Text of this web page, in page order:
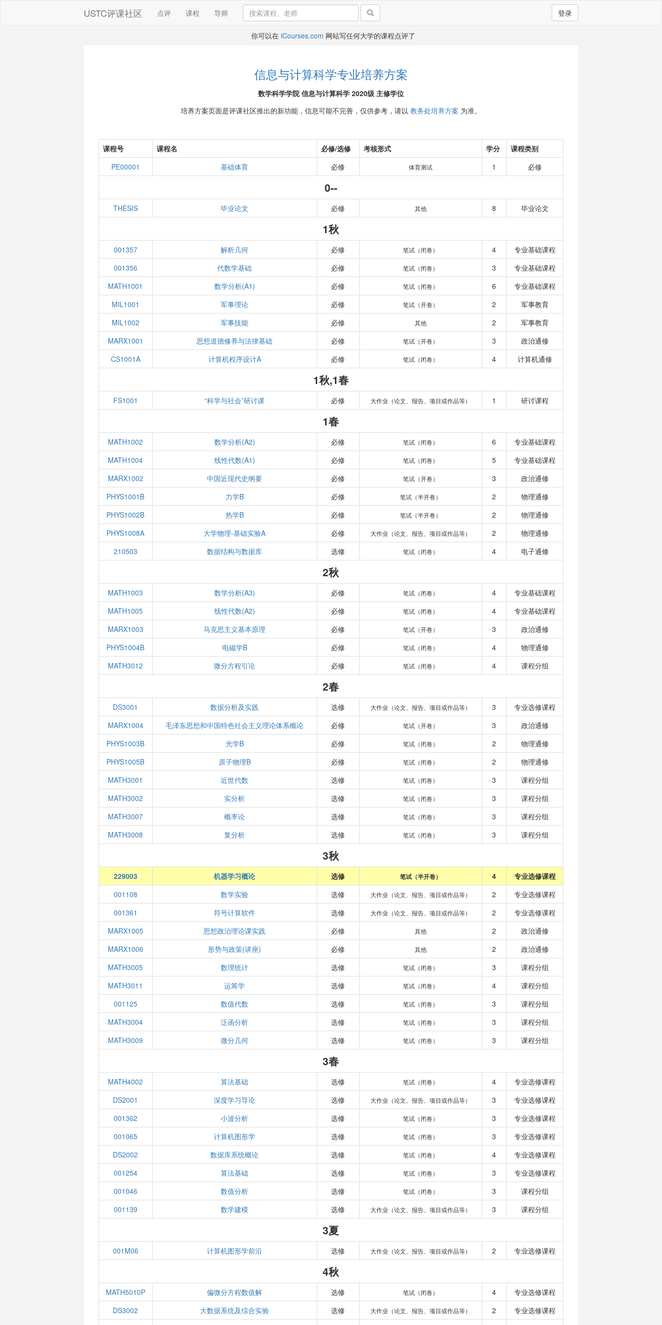
USTC评课社区 点评 课程 导师 登录
你可以在 iCourses.com 网站写任何大学的课程点评了
信息与计算科学专业培养方案
数学科学学院 信息与计算科学 2020级 主修学位
培养方案页面是评课社区推出的新功能，信息可能不完善，仅供参考，请以 教务处培养方案 为准。
课程号 课程名 必修/选修 考核形式 学分
课程类别
PE00001
基础体育 必修 体育测试 1 必修
0--
THESIS 毕业论文 必修 其他 8 毕业论文
1秋
001357 解析几何 必修 笔试（闭卷） 4
专业基础课程
001356
代数学基础 必修 笔试（闭卷） 3
专业基础课程
MATH1001
数学分析(A1) 必修 笔试（闭卷） 6
专业基础课程
MIL1001
军事理论 必修 笔试（开卷） 2
军事教育
MIL1002
军事技能 必修 其他 2
军事教育
MARX1001
思想道德修养与法律基础 必修 笔试（开卷） 3
政治通修
CS1001A
计算机程序设计A 必修 笔试（闭卷） 4 计算机通修
1秋,1春
FS1001 “科学与社会”研讨课 必修 大作业（论文、报告、项目或作品等） 1 研讨课程
1春
MATH1002 数学分析(A2) 必修 笔试（闭卷） 6
专业基础课程
MATH1004
线性代数(A1) 必修 笔试（闭卷） 5
专业基础课程
MARX1002
中国近现代史纲要 必修 笔试（开卷） 3
政治通修
PHYS1001B
力学B 必修 笔试（半开卷） 2
物理通修
PHYS1002B
热学B 必修 笔试（半开卷） 2
物理通修
PHYS1008A
大学物理-基础实验A 必修 大作业（论文、报告、项目或作品等） 2
物理通修
210503
数据结构与数据库 选修 笔试（闭卷） 4 电子通修
2秋
MATH1003 数学分析(A3) 必修 笔试（闭卷） 4
专业基础课程
MATH1005
线性代数(A2) 必修 笔试（闭卷） 4
专业基础课程
MARX1003
马克思主义基本原理 必修 笔试（开卷） 3
政治通修
PHYS1004B
电磁学B 必修 笔试（闭卷） 4
物理通修
MATH3012
微分方程引论 必修 笔试（闭卷） 4 课程分组
2春
DS3001 数据分析及实践 选修 大作业（论文、报告、项目或作品等） 3
专业选修课程
MARX1004
毛泽东思想和中国特色社会主义理论体系概论 必修 笔试（开卷） 3
政治通修
PHYS1003B
光学B 必修 笔试（闭卷） 2
物理通修
PHYS1005B
原子物理B 必修 笔试（闭卷） 2
物理通修
MATH3001
近世代数 选修 笔试（闭卷） 3
课程分组
MATH3002
实分析 选修 笔试（闭卷） 3
课程分组
MATH3007
概率论 选修 笔试（闭卷） 3
课程分组
MATH3008
复分析 选修 笔试（闭卷） 3 课程分组
3秋
229003 机器学习概论 选修 笔试（半开卷） 4
专业选修课程
001108
数学实验 选修 大作业（论文、报告、项目或作品等） 2
专业选修课程
001361
符号计算软件 选修 大作业（论文、报告、项目或作品等） 2
专业选修课程
MARX1005
思想政治理论课实践 必修 其他 2
政治通修
MARX1006
形势与政策(讲座) 必修 其他 2
政治通修
MATH3005
数理统计 选修 笔试（闭卷） 3
课程分组
MATH3011
运筹学 选修 笔试（闭卷） 4
课程分组
001125
数值代数 选修 笔试（闭卷） 3
课程分组
MATH3004
泛函分析 选修 笔试（闭卷） 3
课程分组
MATH3009
微分几何 选修 笔试（闭卷） 3 课程分组
3春
MATH4002 算法基础 选修 笔试（闭卷） 4
专业选修课程
DS2001
深度学习导论 选修 大作业（论文、报告、项目或作品等） 3
专业选修课程
001362
小波分析 选修 笔试（闭卷） 3
专业选修课程
001065
计算机图形学 选修 笔试（闭卷） 3
专业选修课程
DS2002
数据库系统概论 选修 笔试（闭卷） 4
专业选修课程
001254
算法基础 选修 笔试（闭卷） 3
专业选修课程
001046
数值分析 选修 笔试（闭卷） 3
课程分组
001139
数学建模 选修 大作业（论文、报告、项目或作品等） 3 课程分组
3夏
001M06 计算机图形学前沿 选修 大作业（论文、报告、项目或作品等） 2 专业选修课程
4秋
MATH5010P 偏微分方程数值解 选修 笔试（闭卷） 4
专业选修课程
DS3002
大数据系统及综合实验 选修 大作业（论文、报告、项目或作品等） 2
专业选修课程